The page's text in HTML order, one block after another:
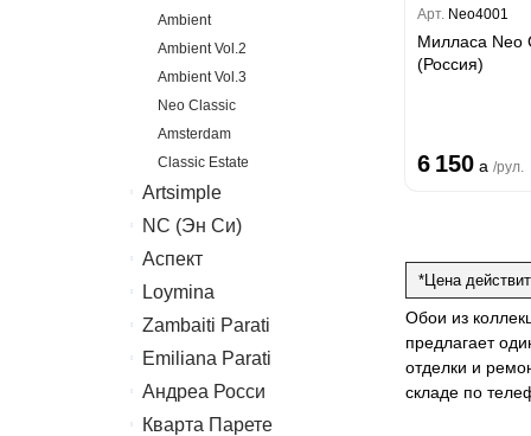
Ambient
Ambient Vol.2
Ambient Vol.3
Neo Classic
Amsterdam
Classic Estate
Artsimple
Geometry
Mixture
Mixture Textile
NC (Эн Си)
Колор
Аспект
Аспект
Loymina
Hygge 2
Zambaiti Parati
Melodia
Canova
Emiliana Parati
G.F.Ferre 3
Valentin Yudashkin 5
Андреа Росси
Понза
Кварта Парете
Арт. Neo4001
Милласа Neo
(Россия)
6 150 a /рул.
*Цена
Обои из
предлагает
отделки и
складе по